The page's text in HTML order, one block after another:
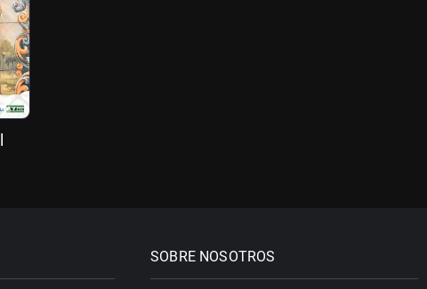
SOBRE NOSOTROS